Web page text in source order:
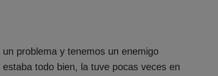
problema y tenemos un enemigo
todo bien, la tuve pocas veces en